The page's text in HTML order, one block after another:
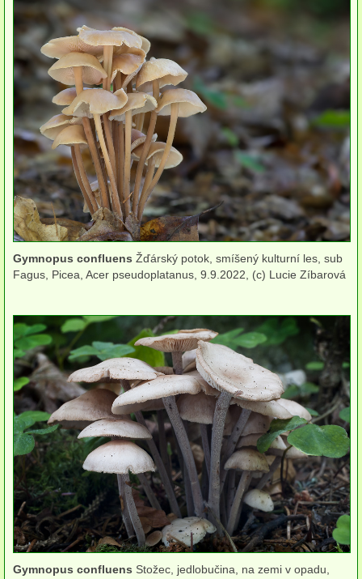
Perithecia nestromatická
Rosoly
Kornacovité
Choroše
bílá hniloba
hnědá hniloba
jednoleté
víceleté
kloboukaté
rozlité
na jehličnanech
na listnáčích
na zemi
Kuřátka
Liškovité
Ježaté
Hřibovité
Gymnopus confluens Žďárský potok, smíšený kulturní les, sub
Fagus, Picea, Acer pseudoplatanus, 9.9.2022, (c) Lucie Zíbarová
Gymnopus confluens Stožec, jedlobučina, na zemi v opadu,